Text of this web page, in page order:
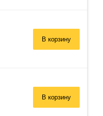
В корзину
В корзину